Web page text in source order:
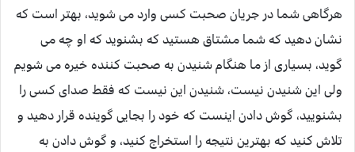
هرگاهی شما در جریان صحبت کسی وارد می شوید، بهتر است که
نشان دهید که شما مشتاق هستید که بشنوید که او چه می
گوید، بسیاری از ما هنگام شنیدن به صحبت کننده خیره می شویم
ولی این شنیدن نیست، شنیدن این نیست که فقط صدای کسی را
بشنویید، گوش دادن اینست که خود را بجایی گوینده قرار دهید و
تلاش کنید که بهترین نتیجه را استخراج کنید، و گوش دادن به